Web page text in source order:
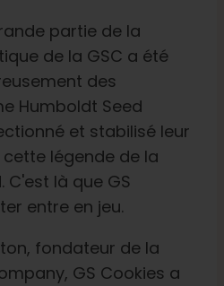
partie de la
de la GSC a été
des
Humboldt Seed
et stabilisé leur
légende de la
C'est là que GS
entre en jeu.
fondateur de la
GS Cookies a